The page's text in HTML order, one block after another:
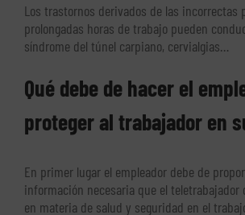
Los trastornos derivados de las incorrectas
prolongadas horas de trabajo pueden
síndrome del túnel carpiano, cervialgias…
Qué debe de hacer el
proteger al trabajador en
En primer lugar el empleador debe de
información necesaria que el teletrabajador
en materia de salud y seguridad en el